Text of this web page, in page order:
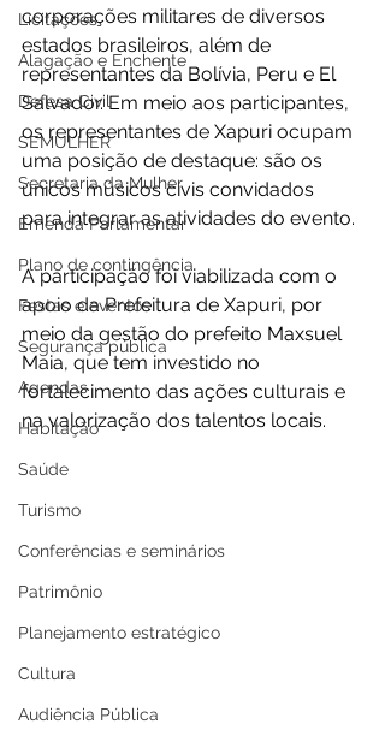
Licitações
Alagação e Enchente
Defesa Civil
SEMULHER
Secretaria da Mulher
Emenda Parlamentar
Plano de contingência
Festas e eventos
Segurança pública
Agendas
Habitação
Saúde
Turismo
Conferências e seminários
Patrimônio
Planejamento estratégico
Cultura
Audiência Pública
corporações militares de diversos
estados brasileiros, além de
representantes da Bolívia, Peru e El
Salvador. Em meio aos participantes,
os representantes de Xapuri ocupam
uma posição de destaque: são os
únicos músicos civis convidados
para integrar as atividades do evento.
A participação foi viabilizada com o
apoio da Prefeitura de Xapuri, por
meio da gestão do prefeito Maxsuel
Maia, que tem investido no
fortalecimento das ações culturais e
na valorização dos talentos locais.